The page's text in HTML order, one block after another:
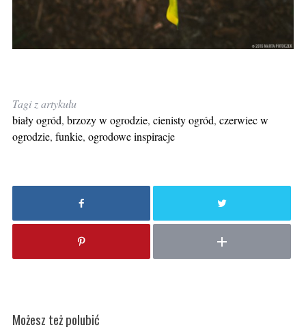
Tagi z artykułu
biały ogród, brzozy w ogrodzie, cienisty ogród, czerwiec w
ogrodzie, funkie, ogrodowe inspiracje
Możesz też polubić